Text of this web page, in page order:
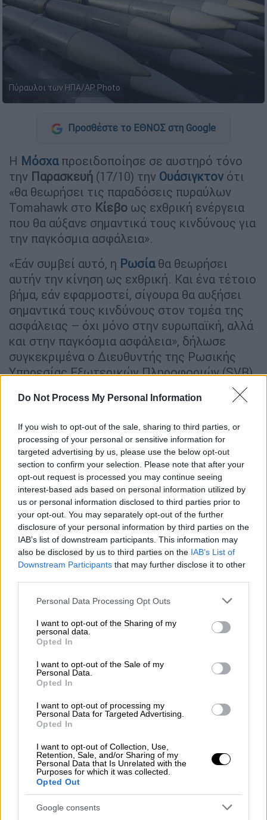
Do Not Process My Personal Information
If you wish to opt-out of the sale, sharing to third parties, or
processing of your personal or sensitive information for
targeted advertising by us, please use the below opt-out
section to confirm your selection. Please note that after your
opt-out request is processed you may continue seeing
interest-based ads based on personal information utilized by
us or personal information disclosed to third parties prior to
your opt-out. You may separately opt-out of the further
disclosure of your personal information by third parties on the
IAB’s list of downstream participants. This information may
also be disclosed by us to third parties on the IAB’s List of
Downstream Participants that may further disclose it to other
Please note that this website/app uses one or more Google
not limited to your visit or usage behaviour. You may click to
grant or deny consent to Google and its third-party tags to
use your data for below specified purposes in below Google
consent section.
Personal Data Processing Opt Outs
I want to opt-out of the Sharing of my
personal data.
Opted In
I want to opt-out of the Sale of my
Personal Data.
Opted In
I want to opt-out of processing my
Personal Data for Targeted Advertising.
Opted In
I want to opt-out of Collection, Use,
Retention, Sale, and/or Sharing of my
Personal Data that Is Unrelated with the
Purposes for which it was collected.
Opted Out
Google consents
Πύραυλοι των ΗΠΑ/AP Photo
Προσθέστε το ΕΘΝΟΣ στη Google
Η Μόσχα προειδοποίησε σε αυστηρό τόνο
την Παρασκευή (17/10) την Ουάσιγκτον ότι
«θα θεωρήσει τις παραδόσεις πυραύλων
Tomahawk στο Κίεβο ως εχθρική ενέργεια
που θα αύξανε σημαντικά τους κινδύνους για
την παγκόσμια ασφάλεια».
«Εάν συμβεί αυτό, η Ρωσία θα θεωρήσει
αυτήν την κίνηση ως εχθρική. Και ένα τέτοιο
βήμα, εάν εφαρμοστεί, σίγουρα θα αυξήσει
σημαντικά τους κινδύνους στον τομέα της
ασφάλειας – όχι μόνο στην ευρωπαϊκή, αλλά
και στην παγκόσμια ασφάλεια», δήλωσε
συγκεκριμένα ο Διευθυντής της Ρωσικής
Υπηρεσίας Εξωτερικών Πληροφοριών (SVR)
στους δημοσιογράφους
στο περιθώριο μιας συνάντησης του
Ασφαλείας και Ειδικών Υπηρεσιών της
Κοινοπολιτείας Ανεξάρτητων Κρατών (ΚΑΚ)
στη Σαμαρκάνδη του Ουζμπεκιστάν.
ΔΙΑΒΑΣΤΕ ΕΠΙΣΗΣ
Κόσμος|17.10.2025 12:25
Έκρηξη σε πολυκατοικία στο
Βουκουρέστι: Τουλάχιστον 2 νεκροί
και 12 τραυματίες - Kατέρρευσαν
«Αυτό το θέμα, τουλάχιστον εν μέρει,
συζητήθηκε χθες (Πέμπτη) κατά τη διάρκεια
τηλεφωνικής συνομιλίας μεταξύ των
των Ηνωμένων Πολιτειών Αμερικής»,
συμπλήρωσε ο επικεφαλής της SVR,
σύμφωνα με το πρακτορείο TASS.
Τηλεφωνική επικοινωνία Τραμπ-
Πούτιν
Την Πέμπτη (16/10), ο Πρόεδρος των ΗΠΑ